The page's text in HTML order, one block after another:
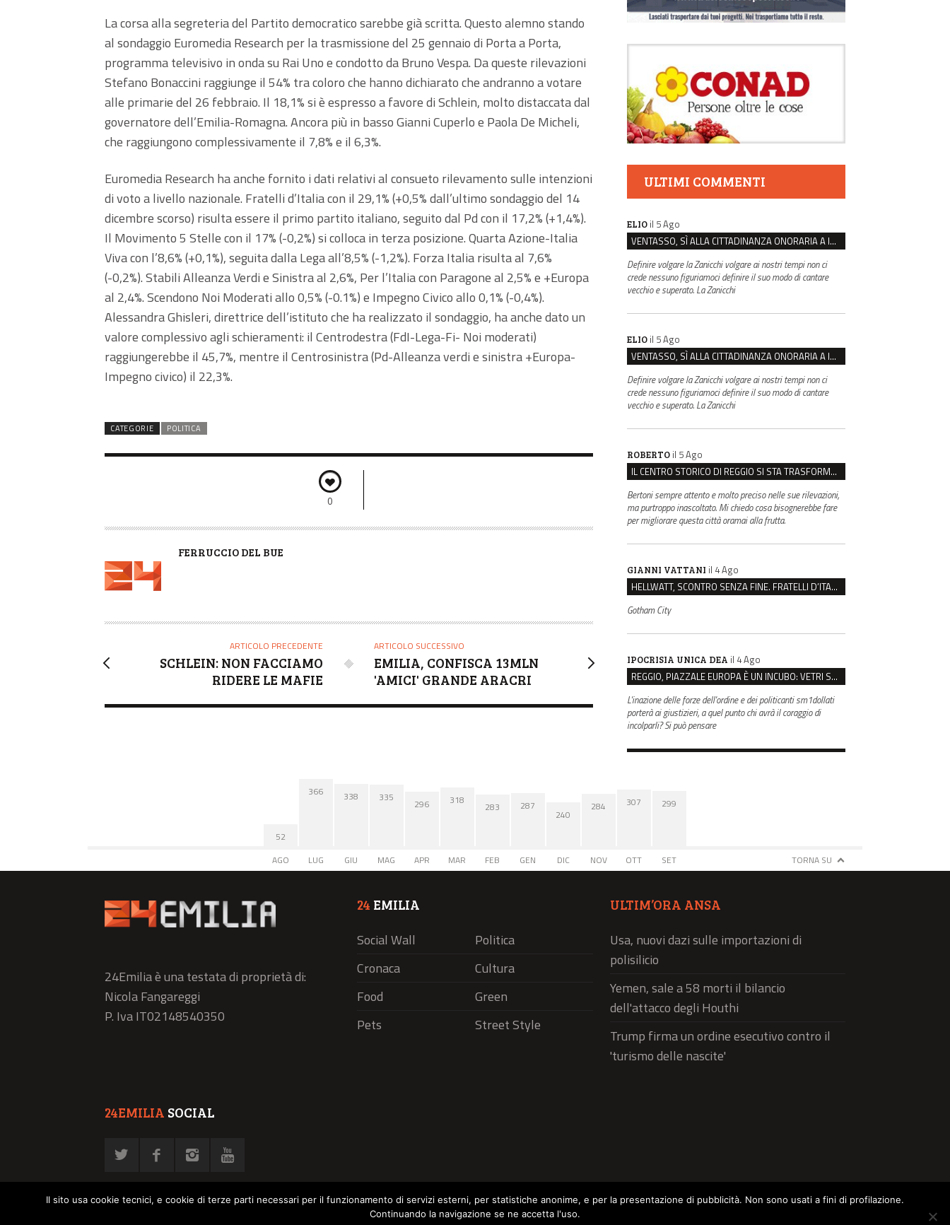
La corsa alla segreteria del Partito democratico sarebbe già scritta. Questo alemno stando
al sondaggio Euromedia Research per la trasmissione del 25 gennaio di Porta a Porta,
programma televisivo in onda su Rai Uno e condotto da Bruno Vespa. Da queste rilevazioni
Stefano Bonaccini raggiunge il 54% tra coloro che hanno dichiarato che andranno a votare
alle primarie del 26 febbraio. Il 18,1% si è espresso a favore di Schlein, molto distaccata dal
governatore dell’Emilia-Romagna. Ancora più in basso Gianni Cuperlo e Paola De Micheli,
che raggiungono complessivamente il 7,8% e il 6,3%.
Euromedia Research ha anche fornito i dati relativi al consueto rilevamento sulle intenzioni
di voto a livello nazionale. Fratelli d’Italia con il 29,1% (+0,5% dall’ultimo sondaggio del 14
dicembre scorso) risulta essere il primo partito italiano, seguito dal Pd con il 17,2% (+1,4%).
Il Movimento 5 Stelle con il 17% (-0,2%) si colloca in terza posizione. Quarta Azione-Italia
Viva con l’8,6% (+0,1%), seguita dalla Lega all’8,5% (-1,2%). Forza Italia risulta al 7,6%
(-0,2%). Stabili Alleanza Verdi e Sinistra al 2,6%, Per l’Italia con Paragone al 2,5% e +Europa
al 2,4%. Scendono Noi Moderati allo 0,5% (-0.1%) e Impegno Civico allo 0,1% (-0,4%).
Alessandra Ghisleri, direttrice dell’istituto che ha realizzato il sondaggio, ha anche dato un
valore complessivo agli schieramenti: il Centrodestra (FdI-Lega-Fi- Noi moderati)
raggiungerebbe il 45,7%, mentre il Centrosinistra (Pd-Alleanza verdi e sinistra +Europa-
Impegno civico) il 22,3%.
CATEGORIE POLITICA
0
A
R
FERRUCCIO DEL BUE
ARTICOLO PRECEDENTE
SCHLEIN: NON FACCIAMO
RIDERE LE MAFIE
ARTICOLO SUCCESSIVO
EMILIA, CONFISCA 13MLN
'AMICI' GRANDE ARACRI
ULTIMI COMMENTI
ELIO il 5 Ago
VENTASSO, SÌ ALLA CITTADINANZA ONORARIA A IVA ZANICCHI. MA BARGIACCHI: “È DI PESSIMO GUSTO”
Definire volgare la Zanicchi volgare ai nostri tempi non ci
crede nessuno figuriamoci definire il suo modo di cantare
vecchio e superato. La Zanicchi
ELIO il 5 Ago
VENTASSO, SÌ ALLA CITTADINANZA ONORARIA A IVA ZANICCHI. MA BARGIACCHI: “È DI PESSIMO GUSTO”
Definire volgare la Zanicchi volgare ai nostri tempi non ci
crede nessuno figuriamoci definire il suo modo di cantare
vecchio e superato. La Zanicchi
ROBERTO il 5 Ago
IL CENTRO STORICO DI REGGIO SI STA TRASFORMANDO, E NON IN MEGLIO
Bertoni sempre attento e molto preciso nelle sue rilevazioni,
ma purtroppo inascoltato. Mi chiedo cosa bisognerebbe fare
per migliorare questa città oramai alla frutta.
GIANNI VATTANI il 4 Ago
HELLWATT, SCONTRO SENZA FINE. FRATELLI D’ITALIA: “MILANI PORTA DOCUMENTI, DE FRANCO INSULTI”
Gotham City
IPOCRISIA UNICA DEA il 4 Ago
REGGIO, PIAZZALE EUROPA È UN INCUBO: VETRI SPACCATI E FURTI SULLE AUTO IN SOSTA
L'inazione delle forze dell'ordine e dei politicanti sm1dollati
porterà ai giustizieri, a quel punto chi avrà il coraggio di
incolparli? Si può pensare
52
AGO
366
LUG
338
GIU
335
MAG
296
APR
318
MAR
283
FEB
287
GEN
240
DIC
284
NOV
307
OTT
299
SET TORNA SU
24Emilia è una testata di proprietà di:
Nicola Fangareggi
P. Iva IT02148540350
24 EMILIA
Social Wall
Politica
Cronaca
Cultura
Food
Green
Pets
Street Style
ULTIM’ORA ANSA
Usa, nuovi dazi sulle importazioni di
polisilicio
Yemen, sale a 58 morti il bilancio
dell'attacco degli Houthi
Trump firma un ordine esecutivo contro il
'turismo delle nascite'
24EMILIA SOCIAL
Il sito usa cookie tecnici, e cookie di terze parti necessari per il funzionamento di servizi esterni, per statistiche anonime, e per la presentazione di pubblicità. Non sono usati a fini di profilazione.
Continuando la navigazione se ne accetta l'uso.